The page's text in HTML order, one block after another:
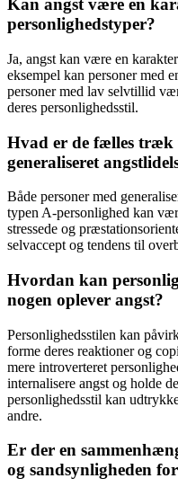
Kan angst være en
personlighedstyper?
Ja, angst kan være en
eksempel kan personer med
personer med lav selvtillid
deres personlighedsstil.
Hvad er de fælles træk
generaliseret
Både personer med
typen A-personlighed kan
stressede og
selvaccept og tendens til
Hvordan kan
nogen oplever angst?
Personlighedsstilen kan
forme deres reaktioner og
mere introverteret
internalisere angst og holde
personlighedsstil kan
andre.
Er der en
og sandsynligheden